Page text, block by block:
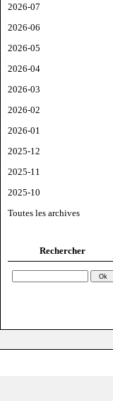
2026-07
2026-06
2026-05
2026-04
2026-03
2026-02
2026-01
2025-12
2025-11
2025-10
Toutes les archives
Rechercher